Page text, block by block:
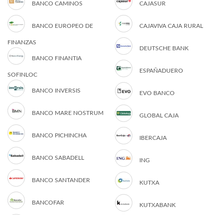
BANCO CAMINOS
BANCO EUROPEO DE
FINANZAS
BANCO FINANTIA
SOFINLOC
BANCO INVERSIS
BANCO MARE NOSTRUM
BANCO PICHINCHA
BANCO SABADELL
BANCO SANTANDER
BANCOFAR
CAJASUR
CAJAVIVA CAJA RURAL
DEUTSCHE BANK
ESPAÑADUERO
EVO BANCO
GLOBAL CAJA
IBERCAJA
ING
KUTXA
KUTXABANK